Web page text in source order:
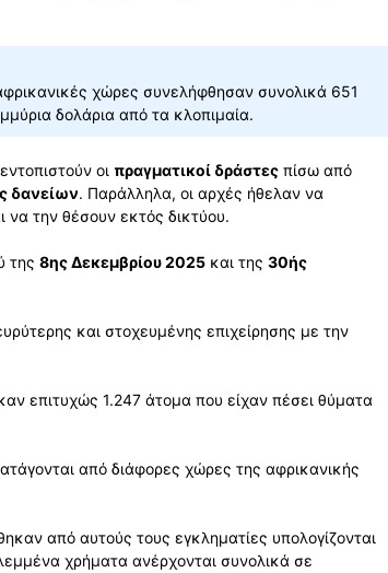
χώρες συνελήφθησαν συνολικά 651
δολάρια από τα κλοπιμαία.
οι πραγματικοί δράστες πίσω από
δανείων. Παράλληλα, οι αρχές ήθελαν να
να την θέσουν εκτός δικτύου.
της 8ης Δεκεμβρίου 2025 και της 30ής
και στοχευμένης επιχείρησης με την
επιτυχώς 1.247 άτομα που είχαν πέσει θύματα
από διάφορες χώρες της αφρικανικής
από αυτούς τους εγκληματίες υπολογίζονται
χρήματα ανέρχονται συνολικά σε